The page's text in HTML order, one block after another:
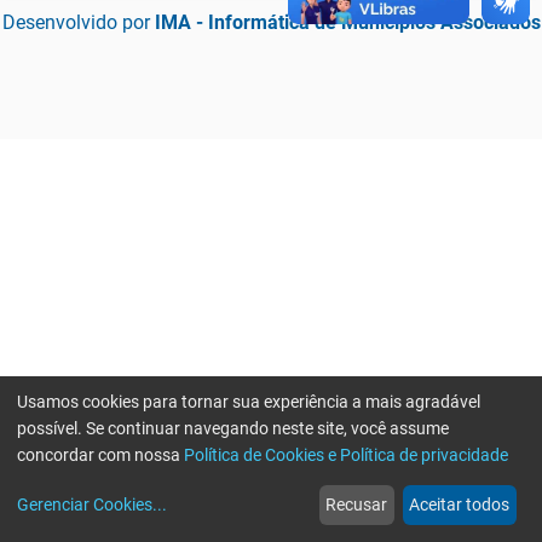
Desenvolvido por IMA - Informática de Municípios Associados
web
Notícias
more_horiz
Mais
Usamos cookies para tornar sua experiência a mais agradável
possível. Se continuar navegando neste site, você assume
concordar com nossa Política de Cookies e Política de privacidade
Gerenciar Cookies... Recusar Aceitar todos
Erro ao enviar informações, por favor tente novamente